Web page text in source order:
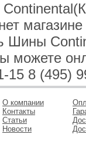
Шины
можете
15 8 (495)
О компании
Контакты
Статьи
Новости